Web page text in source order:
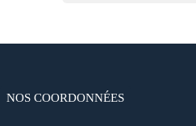
NOS COORDONNÉES